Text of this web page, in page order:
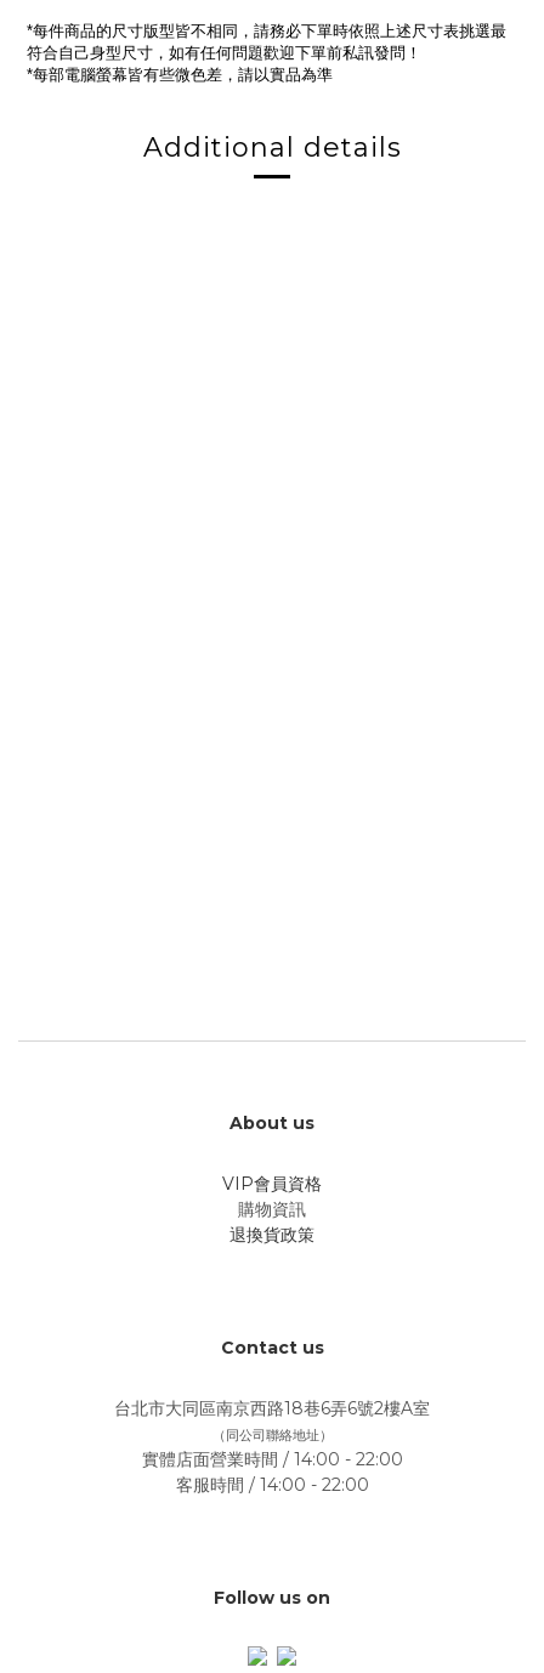
*每件商品的尺寸版型皆不相同，請務必下單時依照上述尺寸表挑選最
符合自己身型尺寸，如有任何問題歡迎下單前私訊發問！
*每部電腦螢幕皆有些微色差，請以實品為準
Additional details
About us
VIP會員資格
購物資訊
退換貨政策
Contact us
台北市大同區南京西路18巷6弄6號2樓A室
（同公司聯絡地址）
實體店面營業時間 / 14:00 - 22:00
客服時間 / 14:00 - 22:00
Follow us on